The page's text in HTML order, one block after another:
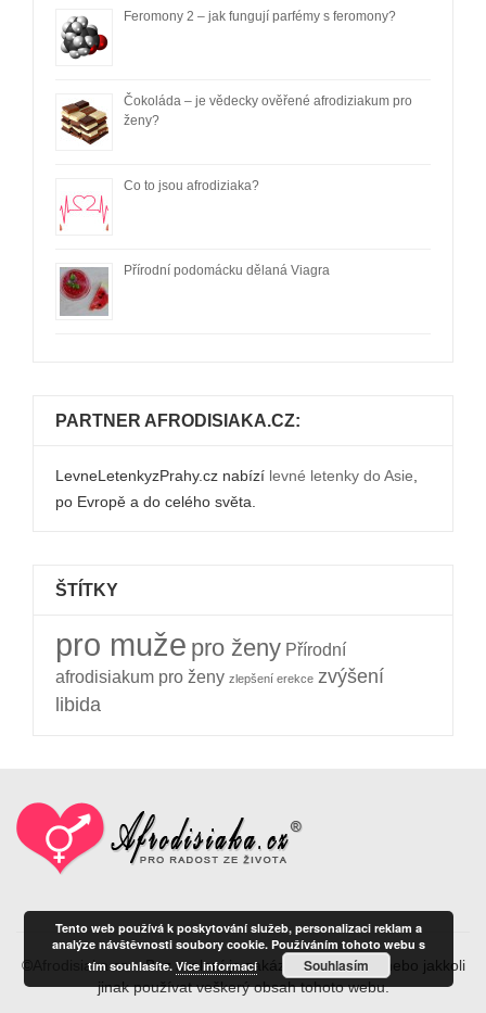
Feromony 2 – jak fungují parfémy s feromony?
Čokoláda – je vědecky ověřené afrodiziakum pro
ženy?
Co to jsou afrodiziaka?
Přírodní podomácku dělaná Viagra
PARTNER AFRODISIAKA.CZ:
LevneLetenkyzPrahy.cz nabízí levné letenky do Asie
po Evropě a do celého světa.
ŠTÍTKY
pro muže pro ženy Přírodní
afrodisiakum pro ženy zlepšení erekce zvýšení
libida
© Afrodisiaka.cz– Bez svolení je zakázáno kopírovat nebo jakkoli
jinak používat veškerý obsah tohoto webu.
Tento web používá k poskytování služeb, personalizaci reklam a
analýze návštěvnosti soubory cookie. Používáním tohoto webu s
tím souhlasíte. Více informací Souhlasím